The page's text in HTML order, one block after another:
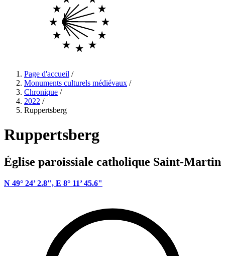
Page d'accueil /
Monuments culturels médiévaux /
Chronique /
2022 /
Ruppertsberg
Ruppertsberg
Église paroissiale catholique Saint-Martin
N 49° 24’ 2.8", E 8° 11’ 45.6"